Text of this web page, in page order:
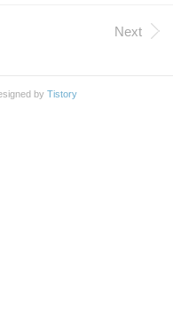
를 보니 이
너무 작아서
Next
by Tistory